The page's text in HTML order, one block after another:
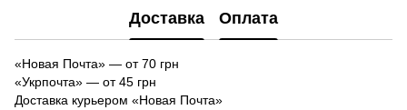
Доставка Оплата
«Новая Почта» — от 70 грн
«Укрпочта» — от 45 грн
Доставка курьером «Новая Почта»